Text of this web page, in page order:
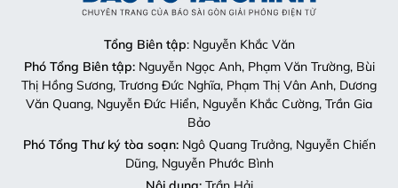
Tổng Biên tập: Nguyễn Khắc Văn
Phó Tổng Biên tập:Nguyễn Ngọc Anh, Phạm Văn Trường, Bùi
Thị Hồng Sương, Trương Đức Nghĩa, Phạm Thị Vân Anh, Dương
Văn Quang, Nguyễn Đức Hiển, Nguyễn Khắc Cường, Trần Gia
Bảo
Phó Tổng Thư ký tòa soạn:Ngô Quang Trưởng, Nguyễn Chiến
Dũng, Nguyễn Phước Bình